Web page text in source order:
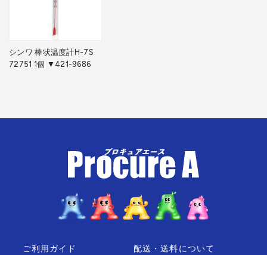
シンワ 棒状温度計H-7S
72751 1個 ▼421-9686
ご利用ガイド
配送・送料について